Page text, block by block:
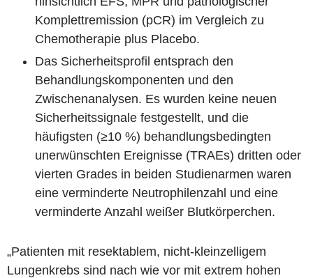
Komplettremission (pCR) im Vergleich zu
Chemotherapie plus Placebo.
Das Sicherheitsprofil entsprach den
Behandlungskomponenten und den
Zwischenanalysen. Es wurden keine neuen
Sicherheitssignale festgestellt, und die
häufigsten (≥10 %) behandlungsbedingten
unerwünschten Ereignisse (TRAEs) dritten oder
vierten Grades in beiden Studienarmen waren
eine verminderte Neutrophilenzahl und eine
verminderte Anzahl weißer Blutkörperchen.
„Patienten mit resektablem, nicht-kleinzelligem
Lungenkrebs sind nach wie vor mit extrem hohen